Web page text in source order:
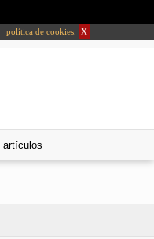
política de cookies X